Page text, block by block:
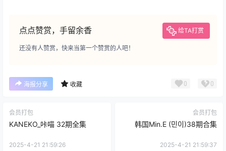
点点赞赏，手留余香 给TA打赏
还没有人赞赏，快来当第一个赞赏的人吧！
海报分享 收藏 0 0
会员打包
KANEKO_咔喵 32期全集
2025-4-21 21:59:26
会员打包
韩国Min.E (민이)38期合集
2025-4-21 21:59:37